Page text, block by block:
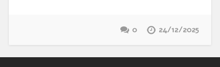
24/12/2025
0